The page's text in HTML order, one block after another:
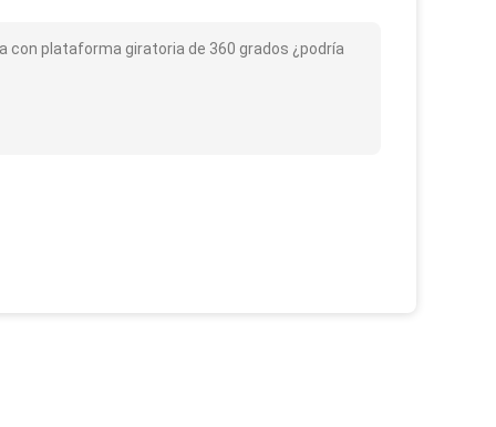
con plataforma giratoria de 360 grados ¿podría